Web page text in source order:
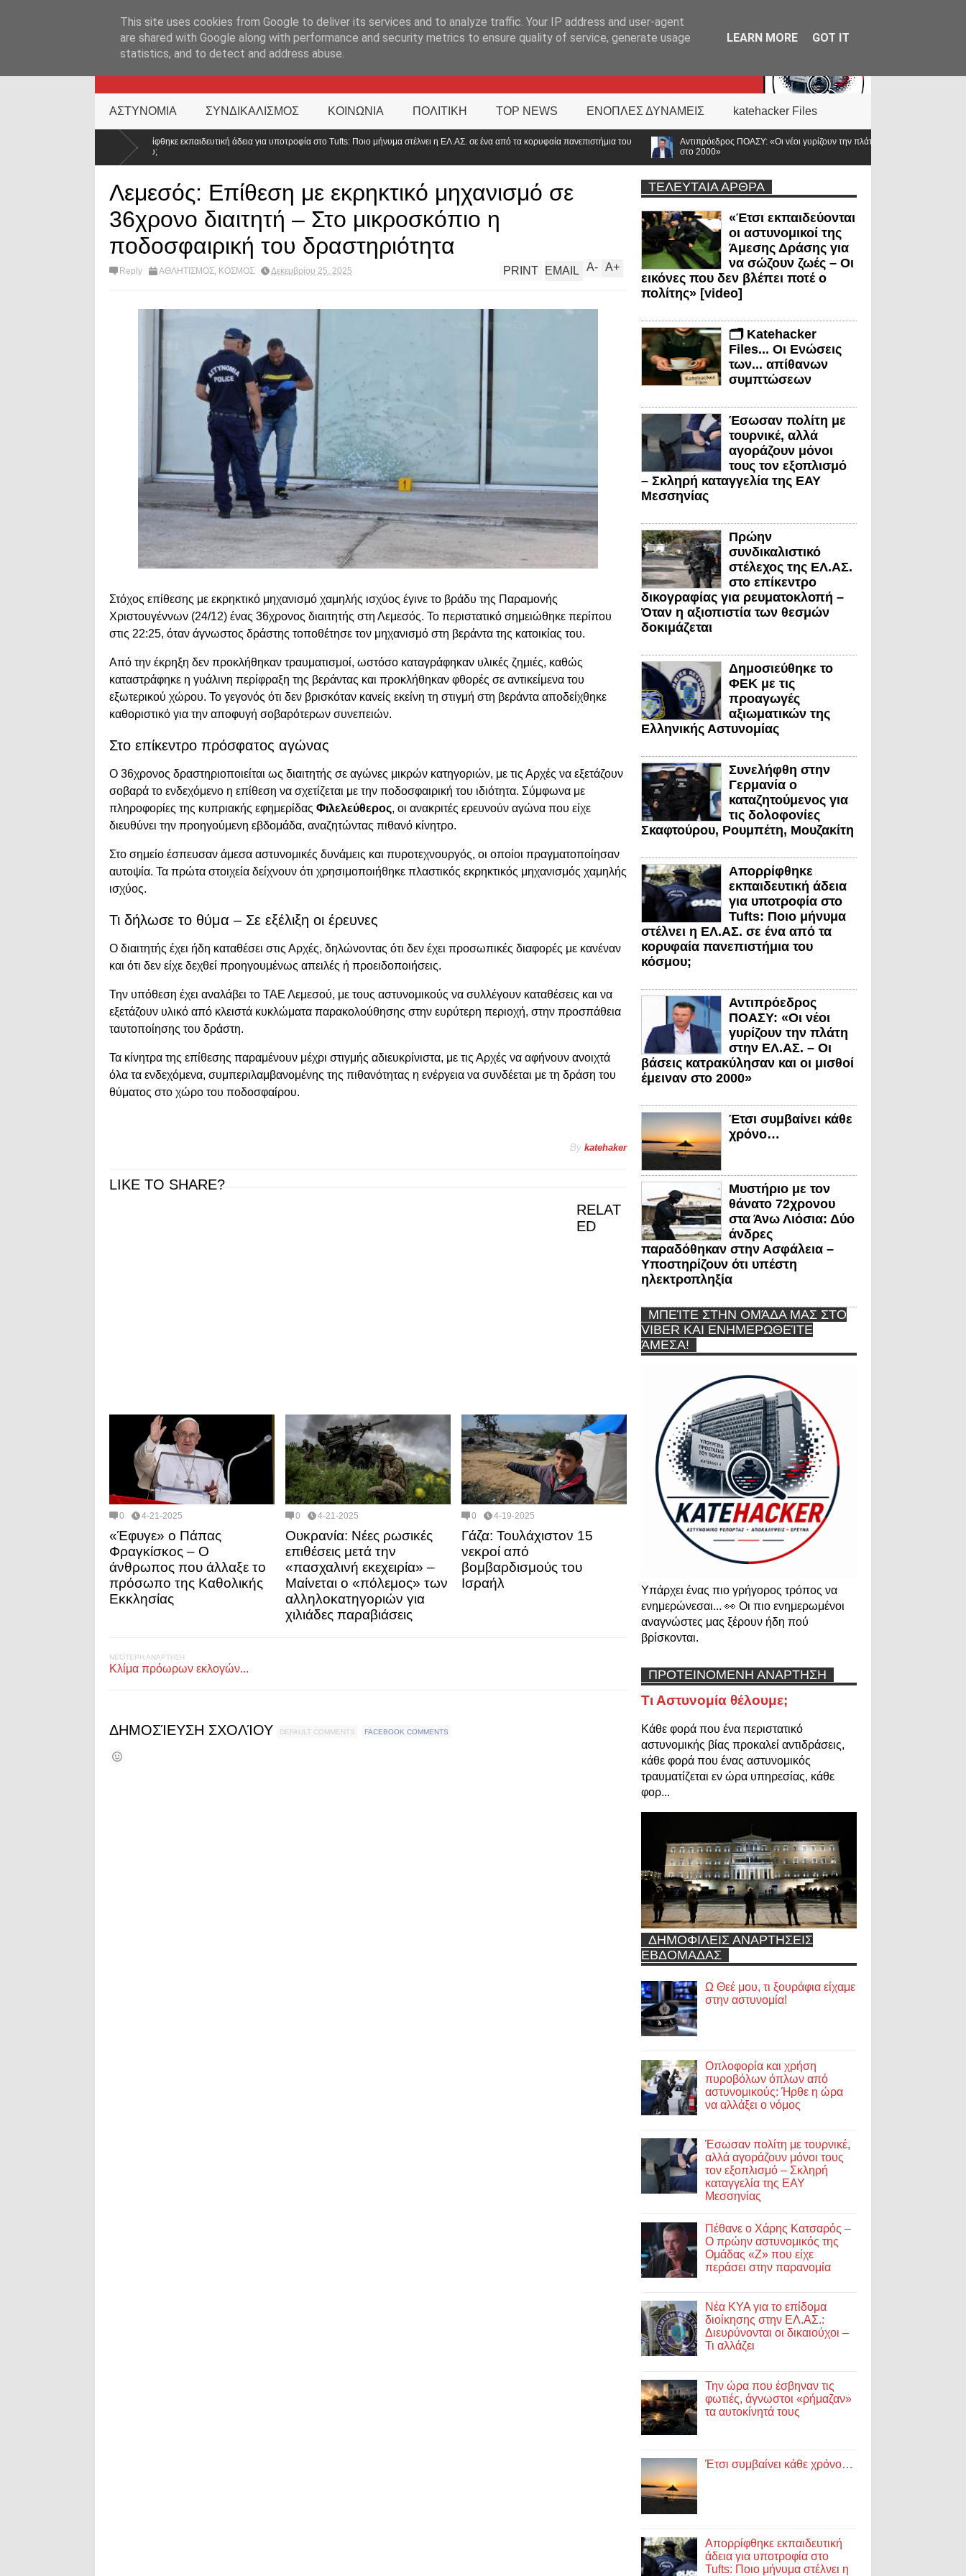
KATEHACKER
ΑΣΤΥΝΟΜΙΑ ΣΥΝΔΙΚΑΛΙΣΜΟΣ ΚΟΙΝΩΝΙΑ ΠΟΛΙΤΙΚΗ TOP NEWS ΕΝΟΠΛΕΣ ΔΥΝΑΜΕΙΣ katehacker Files
Απορρίφθηκε εκπαιδευτική άδεια για υποτροφία στο Tufts: Ποιο μήνυμα στέλνει η ΕΛ.ΑΣ. σε ένα από τα κορυφαία πανεπιστήμια του
Αντιπρόεδρος ΠΟΑΣΥ: «Οι νέοι γυρίζουν την πλάτη στην ΕΛ.ΑΣ. – Οι βάσεις κατρακύλησαν και οι μισθοί
Λεμεσός: Επίθεση με εκρηκτικό μηχανισμό σε
36χρονο διαιτητή – Στο μικροσκόπιο η
ποδοσφαιρική του δραστηριότητα
Reply ΑΘΛΗΤΙΣΜΟΣ, ΚΟΣΜΟΣ Δεκεμβρίου 25, 2025 A+
A-
PRINT EMAIL
Στόχος επίθεσης με εκρηκτικό μηχανισμό χαμηλής ισχύος έγινε το βράδυ της Παραμονής
Χριστουγέννων (24/12) ένας 36χρονος διαιτητής στη Λεμεσός. Το περιστατικό σημειώθηκε περίπου
στις 22:25, όταν άγνωστος δράστης τοποθέτησε τον μηχανισμό στη βεράντα της κατοικίας του.
Από την έκρηξη δεν προκλήθηκαν τραυματισμοί, ωστόσο καταγράφηκαν υλικές ζημιές, καθώς
καταστράφηκε η γυάλινη περίφραξη της βεράντας και προκλήθηκαν φθορές σε αντικείμενα του
εξωτερικού χώρου. Το γεγονός ότι δεν βρισκόταν κανείς εκείνη τη στιγμή στη βεράντα αποδείχθηκε
καθοριστικό για την αποφυγή σοβαρότερων συνεπειών.
Στο επίκεντρο πρόσφατος αγώνας
Ο 36χρονος δραστηριοποιείται ως διαιτητής σε αγώνες μικρών κατηγοριών, με τις Αρχές να εξετάζουν
σοβαρά το ενδεχόμενο η επίθεση να σχετίζεται με την ποδοσφαιρική του ιδιότητα. Σύμφωνα με
πληροφορίες της κυπριακής εφημερίδας Φιλελεύθερος, οι ανακριτές ερευνούν αγώνα που είχε
διευθύνει την προηγούμενη εβδομάδα, αναζητώντας πιθανό κίνητρο.
Στο σημείο έσπευσαν άμεσα αστυνομικές δυνάμεις και πυροτεχνουργός, οι οποίοι πραγματοποίησαν
αυτοψία. Τα πρώτα στοιχεία δείχνουν ότι χρησιμοποιήθηκε πλαστικός εκρηκτικός μηχανισμός χαμηλής
ισχύος.
Τι δήλωσε το θύμα – Σε εξέλιξη οι έρευνες
Ο διαιτητής έχει ήδη καταθέσει στις Αρχές, δηλώνοντας ότι δεν έχει προσωπικές διαφορές με κανέναν
και ότι δεν είχε δεχθεί προηγουμένως απειλές ή προειδοποιήσεις.
Την υπόθεση έχει αναλάβει το ΤΑΕ Λεμεσού, με τους αστυνομικούς να συλλέγουν καταθέσεις και να
εξετάζουν υλικό από κλειστά κυκλώματα παρακολούθησης στην ευρύτερη περιοχή, στην προσπάθεια
ταυτοποίησης του δράστη.
Τα κίνητρα της επίθεσης παραμένουν μέχρι στιγμής αδιευκρίνιστα, με τις Αρχές να αφήνουν ανοιχτά
όλα τα ενδεχόμενα, συμπεριλαμβανομένης της πιθανότητας η ενέργεια να συνδέεται με τη δράση του
θύματος στο χώρο του ποδοσφαίρου.
By katehaker
LIKE TO SHARE?
RELAT
ED
0 4-21-2025
«Έφυγε» ο Πάπας
Φραγκίσκος – Ο
άνθρωπος που άλλαξε το
πρόσωπο της Καθολικής
Εκκλησίας
0 4-21-2025
Ουκρανία: Νέες ρωσικές
επιθέσεις μετά την
«πασχαλινή εκεχειρία» –
Μαίνεται ο «πόλεμος» των
αλληλοκατηγοριών για
χιλιάδες παραβιάσεις
0 4-19-2025
Γάζα: Τουλάχιστον 15
νεκροί από
βομβαρδισμούς του
Ισραήλ
ΝΕΌΤΕΡΗ ΑΝΆΡΤΗΣΗ
Κλίμα πρόωρων εκλογών...
ΔΗΜΟΣΊΕΥΣΗ ΣΧΟΛΊΟΥ DEFAULT COMMENTS FACEBOOK COMMENTS
ΤΕΛΕΥΤΑΙΑ ΑΡΘΡΑ
«Έτσι εκπαιδεύονται
οι αστυνομικοί της
Άμεσης Δράσης για
να σώζουν ζωές – Οι
εικόνες που δεν βλέπει ποτέ ο
πολίτης» [video]
🗂️ Katehacker
Files... Οι Ενώσεις
των... απίθανων
συμπτώσεων
Έσωσαν πολίτη με
τουρνικέ, αλλά
αγοράζουν μόνοι
τους τον εξοπλισμό
– Σκληρή καταγγελία της ΕΑΥ
Μεσσηνίας
Πρώην
συνδικαλιστικό
στέλεχος της ΕΛ.ΑΣ.
στο επίκεντρο
δικογραφίας για ρευματοκλοπή –
Όταν η αξιοπιστία των θεσμών
δοκιμάζεται
Δημοσιεύθηκε το
ΦΕΚ με τις
προαγωγές
αξιωματικών της
Ελληνικής Αστυνομίας
Συνελήφθη στην
Γερμανία ο
καταζητούμενος για
τις δολοφονίες
Σκαφτούρου, Ρουμπέτη, Μουζακίτη
Απορρίφθηκε
εκπαιδευτική άδεια
για υποτροφία στο
Tufts: Ποιο μήνυμα
στέλνει η ΕΛ.ΑΣ. σε ένα από τα
κορυφαία πανεπιστήμια του
κόσμου;
Αντιπρόεδρος
ΠΟΑΣΥ: «Οι νέοι
γυρίζουν την πλάτη
στην ΕΛ.ΑΣ. – Οι
βάσεις κατρακύλησαν και οι μισθοί
έμειναν στο 2000»
Έτσι συμβαίνει κάθε
χρόνο…
Μυστήριο με τον
θάνατο 72χρονου
στα Άνω Λιόσια: Δύο
άνδρες
παραδόθηκαν στην Ασφάλεια –
Υποστηρίζουν ότι υπέστη
ηλεκτροπληξία
ΜΠΕΊΤΕ ΣΤΗΝ ΟΜΆΔΑ ΜΑΣ ΣΤΟ
VIBER ΚΑΙ ΕΝΗΜΕΡΩΘΕΊΤΕ
ΆΜΕΣΑ!
Υπάρχει ένας πιο γρήγορος τρόπος να
ενημερώνεσαι... 👀 Οι πιο ενημερωμένοι
αναγνώστες μας ξέρουν ήδη πού
βρίσκονται.
ΠΡΟΤΕΙΝΟΜΕΝΗ ΑΝΑΡΤΗΣΗ
Τι Αστυνομία θέλουμε;
Κάθε φορά που ένα περιστατικό
αστυνομικής βίας προκαλεί αντιδράσεις,
κάθε φορά που ένας αστυνομικός
τραυματίζεται εν ώρα υπηρεσίας, κάθε
φορ...
ΔΗΜΟΦΙΛΕΙΣ ΑΝΑΡΤΗΣΕΙΣ
ΕΒΔΟΜΑΔΑΣ
Ω Θεέ μου, τι ξουράφια είχαμε
στην αστυνομία!
Οπλοφορία και χρήση
πυροβόλων όπλων από
αστυνομικούς: Ήρθε η ώρα
να αλλάξει ο νόμος
Έσωσαν πολίτη με τουρνικέ,
αλλά αγοράζουν μόνοι τους
τον εξοπλισμό – Σκληρή
καταγγελία της ΕΑΥ
Μεσσηνίας
Πέθανε ο Χάρης Κατσαρός –
Ο πρώην αστυνομικός της
Ομάδας «Ζ» που είχε
περάσει στην παρανομία
Νέα ΚΥΑ για το επίδομα
διοίκησης στην ΕΛ.ΑΣ.:
Διευρύνονται οι δικαιούχοι –
Τι αλλάζει
Την ώρα που έσβηναν τις
φωτιές, άγνωστοι «ρήμαζαν»
τα αυτοκίνητά τους
Έτσι συμβαίνει κάθε χρόνο…
Απορρίφθηκε εκπαιδευτική
άδεια για υποτροφία στο
Tufts: Ποιο μήνυμα στέλνει η
This site uses cookies from Google to deliver its services and to analyze traffic. Your IP address and user-agent
are shared with Google along with performance and security metrics to ensure quality of service, generate usage
statistics, and to detect and address abuse.
LEARN MORE GOT IT